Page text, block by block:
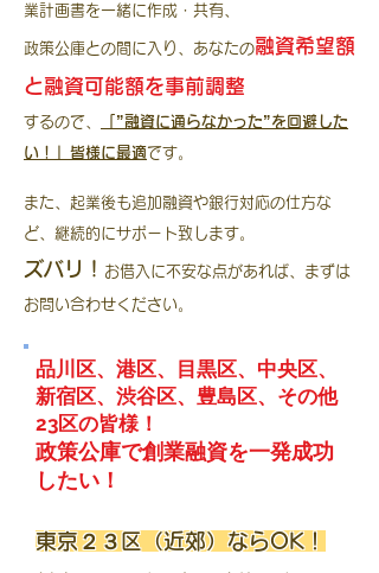
業計画書を一緒に作成・共有、
政策公庫との間に入り、あなたの融資希望額
と融資可能額を事前調整
するので、
「”融資に通らなかった”を回避した
い！」皆様に最適です。
また、起業後も追加融資や銀行対応の仕方な
ど、継続的にサポート致します。
ズバリ！ お借入に不安な点があれば、まずは
お問い合わせください。
品川区、港区、目黒区、中央区、
新宿区、渋谷区、豊島区、その他
23区の皆様！
政策公庫で創業融資を一発成功
したい！
東京２３区（近郊）ならOK！